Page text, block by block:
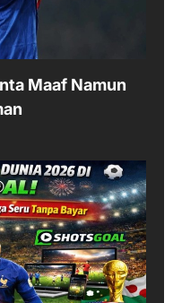
Maaf Namun